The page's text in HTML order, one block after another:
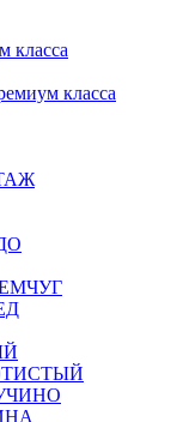
класса
класса